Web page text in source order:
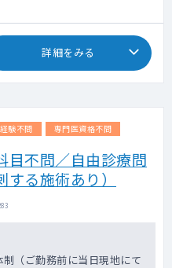
詳細をみる
経験不問 専門医資格不問
目不問／自由診療問
る施術あり）
（ご勤務前に当日現地にて